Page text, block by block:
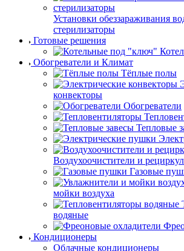
Установки обеззараживания
стерилизаторы
Готовые решения
Обогреватели и Климат
Тёплые полы
конвекторы
Обогреватели
Тепловые
Воздухоочистители и
Газовые
мойки воздуха
водяные
Кондиционеры
Облачные кондиционеры